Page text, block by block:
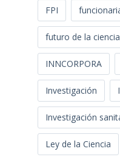
FPI
futuro de la ciencia
INNCORPORA
Investigación
Investigación
Ley de la Ciencia